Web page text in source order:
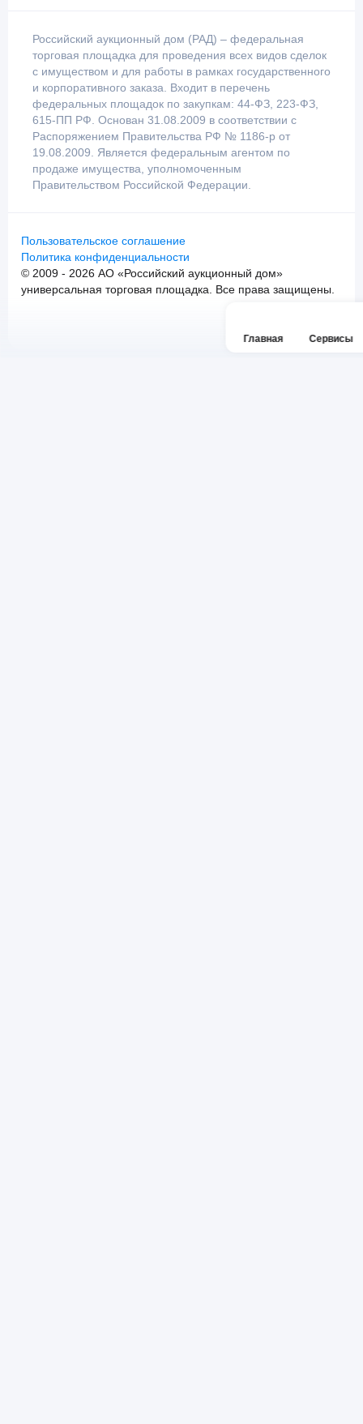
Главная Сервисы
Российский аукционный дом (РАД) – федеральная
торговая площадка для проведения всех видов сделок
с имуществом и для работы в рамках государственного
и корпоративного заказа. Входит в перечень
федеральных площадок по закупкам: 44-ФЗ, 223-ФЗ,
615-ПП РФ. Основан 31.08.2009 в соответствии с
Распоряжением Правительства РФ № 1186-р от
19.08.2009. Является федеральным агентом по
продаже имущества, уполномоченным
Правительством Российской Федерации.
Пользовательское соглашение
Политика конфиденциальности
© 2009 - 2026 АО «Российский аукционный дом»
универсальная торговая площадка. Все права защищены.